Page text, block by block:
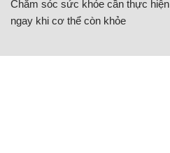
Chăm sóc sức khỏe cần thực hiện
ngay khi cơ thể còn khỏe